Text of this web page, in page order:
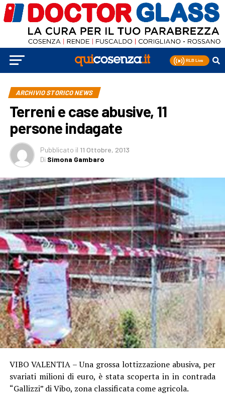
ARCHIVIO STORICO NEWS
Terreni e case abusive, 11
persone indagate
Pubblicato il 11 Ottobre, 2013
Di Simona Gambaro
VIBO VALENTIA – Una grossa lottizzazione abusiva, per
svariati milioni di euro, è stata scoperta in in contrada
“Gallizzi” di Vibo, zona classificata come agricola.